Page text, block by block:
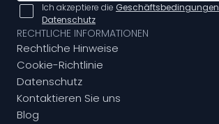
Ich akzeptiere die Geschäftsbedingungen
Datenschutz
RECHTLICHE INFORMATIONEN
Rechtliche Hinweise
Cookie-Richtlinie
Datenschutz
Kontaktieren Sie uns
Blog